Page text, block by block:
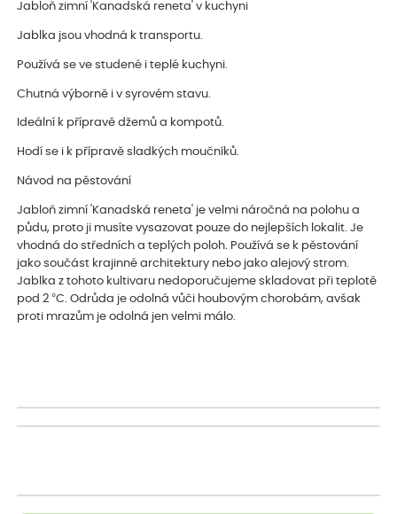
Jabloň zimní 'Kanadská reneta' v kuchyni
Jablka jsou vhodná k transportu.
Používá se ve studené i teplé kuchyni.
Chutná výborně i v syrovém stavu.
Ideální k přípravě džemů a kompotů.
Hodí se i k přípravě sladkých moučníků.
Návod na pěstování
Jabloň zimní 'Kanadská reneta' je velmi náročná na polohu a
půdu, proto ji musíte vysazovat pouze do nejlepších lokalit. Je
vhodná do středních a teplých poloh. Používá se k pěstování
jako součást krajinné architektury nebo jako alejový strom.
Jablka z tohoto kultivaru nedoporučujeme skladovat při teplotě
pod 2 °C. Odrůda je odolná vůči houbovým chorobám, avšak
proti mrazům je odolná jen velmi málo.